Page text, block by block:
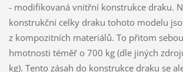
- modifikovaná vnitřní konstrukce draku.
konstrukční celky draku tohoto modelu
z kompozitních materiálů. To přitom
hmotnosti téměř o 700 kg (dle jiných
kg). Tento zásah do konstrukce draku se